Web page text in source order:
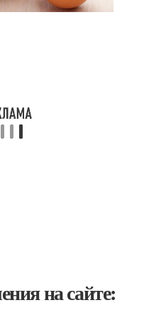
на сайте: